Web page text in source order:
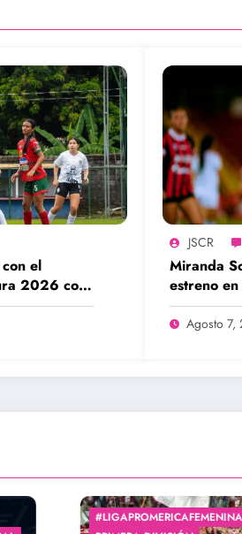
el
2026 con
JSCR
Miranda
estreno
Agosto 7,
#LEGIONARIASXJS